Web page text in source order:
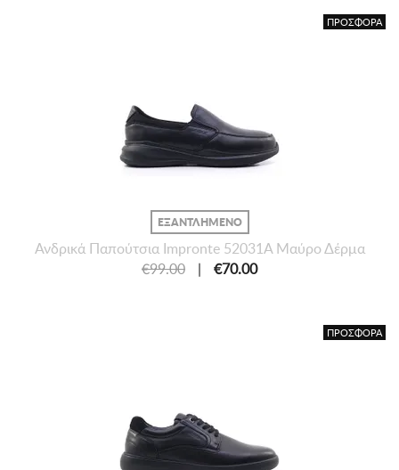
ΠΡΟΣΦΟΡΑ
ΕΞΑΝΤΛΗΜΕΝΟ
Ανδρικά Παπούτσια Impronte 52031A Μαύρο Δέρμα
€99.00
| €70.00
ΠΡΟΣΦΟΡΑ